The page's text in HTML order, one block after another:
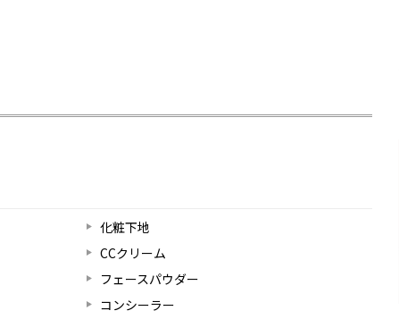
化粧下地
CCクリーム
フェースパウダー
コンシーラー